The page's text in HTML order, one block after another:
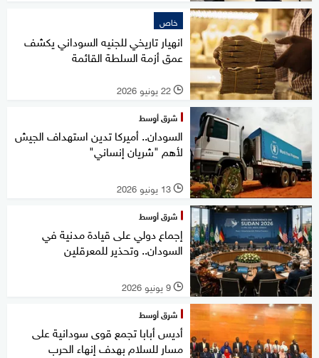
خاص
انهيار تاريخي للجنيه السوداني يكشف
عمق أزمة السلطة القائمة
l 22 يونيو 2026
شرق أوسط
السودان.. أميركا تدين استهداف الجيش
لأهم "شريان إنساني"
l 13 يونيو 2026
شرق أوسط
إجماع دولي على قيادة مدنية في
السودان.. وتحذير للمعرقلين
l 9 يونيو 2026
شرق أوسط
أديس أبابا تجمع قوى سودانية على
مسار للسلام بهدف إنهاء الحرب